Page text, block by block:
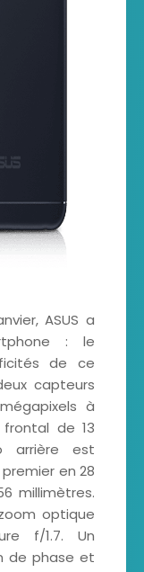
ASUS a
: le
de ce
capteurs
à
de 13
arrière est
en 28
millimètres.
optique
f/1.7. Un
de phase et